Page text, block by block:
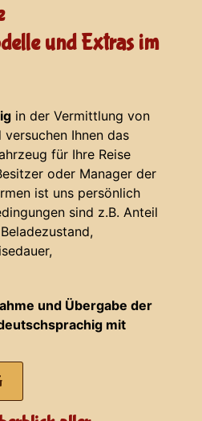
und Extras im
in der Vermittlung von
Ihnen das
für Ihre Reise
oder Manager der
ist uns persönlich
sind z.B. Anteil
und Übergabe der
mit